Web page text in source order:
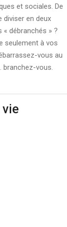
et sociales. De
diviser en deux
débranchés » ?
seulement à vos
vous au
branchez-vous.
vie